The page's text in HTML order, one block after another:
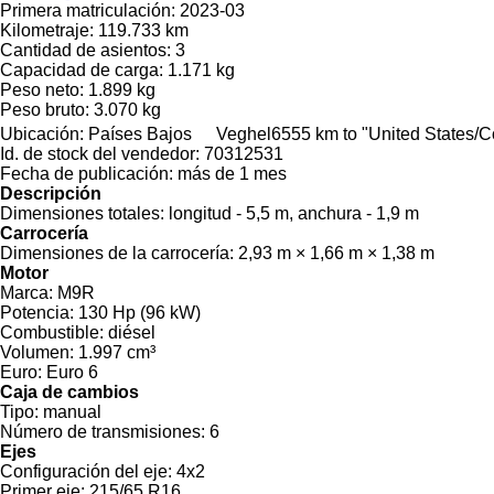
Primera matriculación: 2023-03
Kilometraje: 119.733 km
Cantidad de asientos: 3
Capacidad de carga: 1.171 kg
Peso neto: 1.899 kg
Peso bruto: 3.070 kg
Ubicación: Países Bajos Veghel 6555 km to "United States/
Id. de stock del vendedor: 70312531
Fecha de publicación: más de 1 mes
Descripción
Dimensiones totales: longitud - 5,5 m, anchura - 1,9 m
Carrocería
Dimensiones de la carrocería: 2,93 m × 1,66 m × 1,38 m
Motor
Marca: M9R
Potencia: 130 Hp (96 kW)
Combustible: diésel
Volumen: 1.997 cm³
Euro: Euro 6
Caja de cambios
Tipo: manual
Número de transmisiones: 6
Ejes
Configuración del eje: 4x2